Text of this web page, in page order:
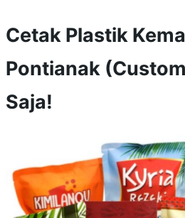
Cetak Plastik
Pontianak
Saja!